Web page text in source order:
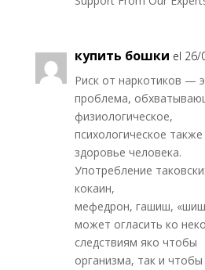
купить бошки el 26/
Риск от наркотиков —
проблема,
физиологическое,
психологическое
здоровье человека.
Употребление
кокаин,
мефедрон, гашиш,
может огласить ко
следствиям яко чтобы
организма, так и